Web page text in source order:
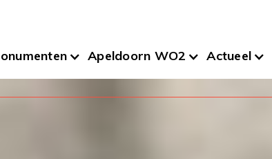
Apeldoorn WO2 Actueel